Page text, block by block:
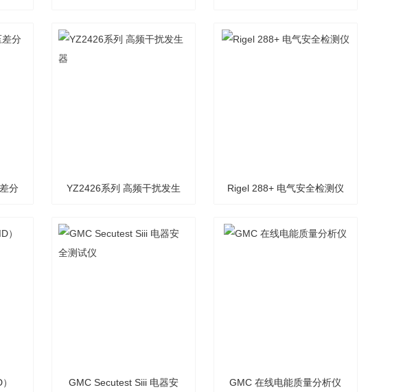
分 YZ2426系列 高频干扰发生 Rigel 288+ 电气安全检测仪
GMC Secutest Siii 电器安 GMC 在线电能质量分析仪